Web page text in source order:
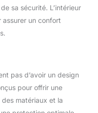
sa sécurité. L’intérieur
assurer un confort
pas d’avoir un design
pour offrir une
matériaux et la